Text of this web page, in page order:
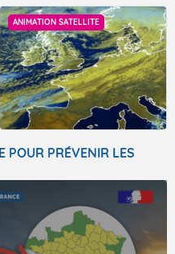
ANIMATION SATELLITE
POUR PRÉVENIR LES